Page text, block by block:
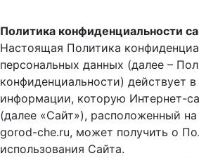
Политика конфиденциальности
Настоящая Политика
персональных данных (далее –
конфиденциальности) действует
информации, которую Интернет-
(далее «Сайт»), расположенный
gorod-che.ru, может получить о
использования Cайта.